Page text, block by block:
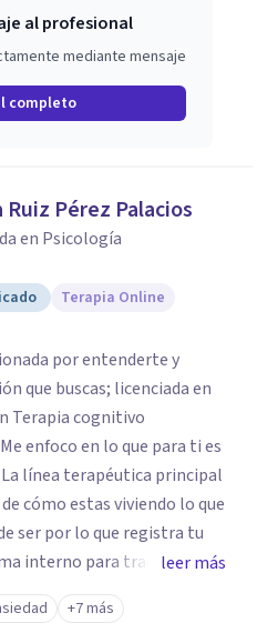
al profesional
mediante mensaje
completo
Ruiz Pérez Palacios
en Psicología
Terapia Online
por entenderte y
que buscas; licenciada en
Terapia cognitivo
enfoco en lo que para ti es
línea terapéutica principal
cómo estas viviendo lo que
ser por lo que registra tu
interno para traducir lo
de: *Mindfulness para
emociones *Transpersonal
leer más
+7 más